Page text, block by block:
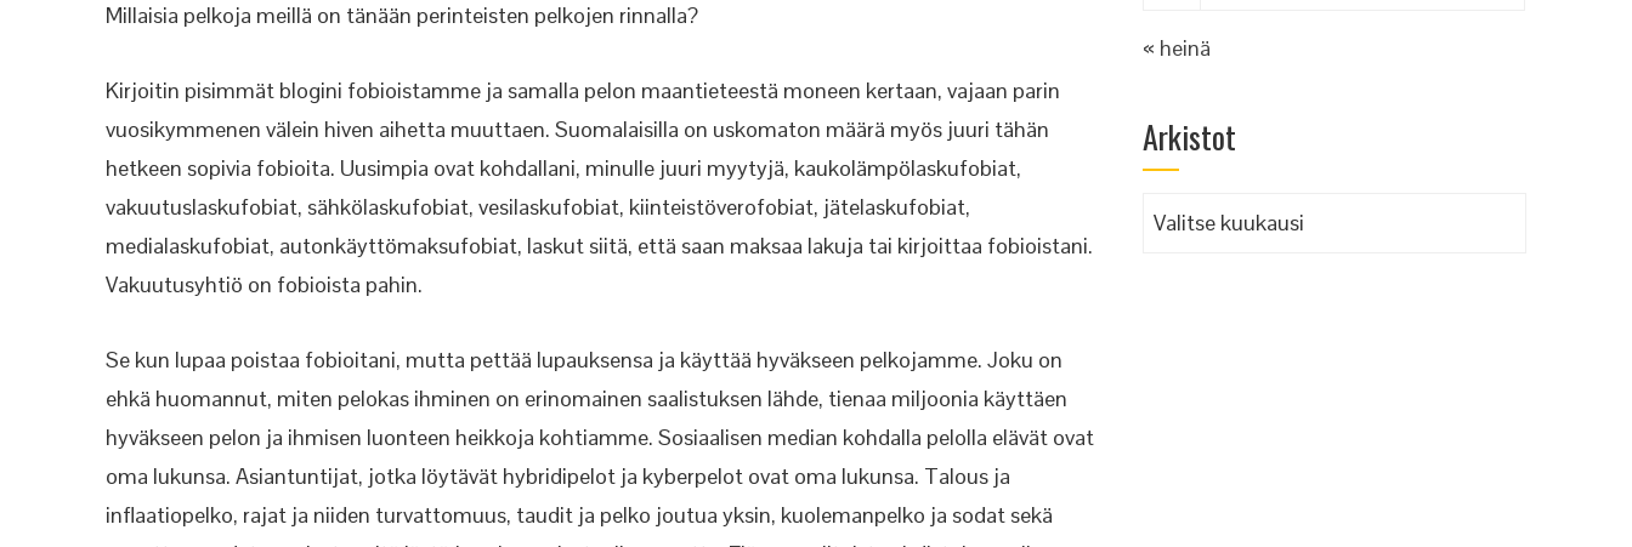
Millaisia pelkoja meillä on tänään perinteisten pelkojen rinnalla?
Kirjoitin pisimmät blogini fobioistamme ja samalla pelon maantieteestä moneen kertaan, vajaan parin
vuosikymmenen välein hiven aihetta muuttaen. Suomalaisilla on uskomaton määrä myös juuri tähän
hetkeen sopivia fobioita. Uusimpia ovat kohdallani, minulle juuri myytyjä, kaukolämpölaskufobiat,
vakuutuslaskufobiat, sähkölaskufobiat, vesilaskufobiat, kiinteistöverofobiat, jätelaskufobiat,
medialaskufobiat, autonkäyttömaksufobiat, laskut siitä, että saan maksaa lakuja tai kirjoittaa fobioistani.
Vakuutusyhtiö on fobioista pahin.
Se kun lupaa poistaa fobioitani, mutta pettää lupauksensa ja käyttää hyväkseen pelkojamme. Joku on
ehkä huomannut, miten pelokas ihminen on erinomainen saalistuksen lähde, tienaa miljoonia käyttäen
hyväkseen pelon ja ihmisen luonteen heikkoja kohtiamme. Sosiaalisen median kohdalla pelolla elävät ovat
oma lukunsa. Asiantuntijat, jotka löytävät hybridipelot ja kyberpelot ovat oma lukunsa. Talous ja
inflaatiopelko, rajat ja niiden turvattomuus, taudit ja pelko joutua yksin, kuolemanpelko ja sodat sekä
« heinä
Arkistot
Arkistot